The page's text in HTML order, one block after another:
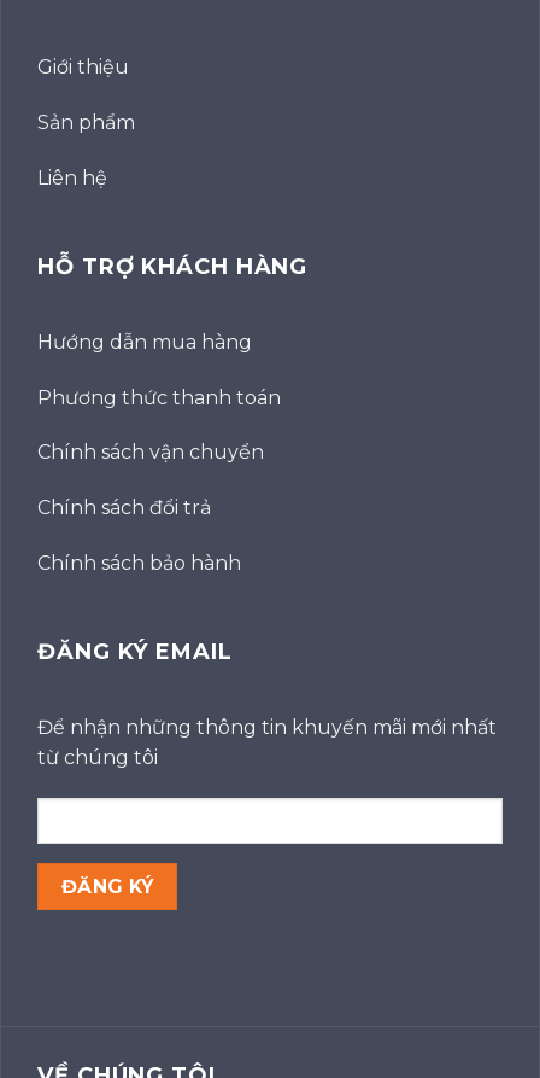
Giới thiệu
Sản phẩm
Liên hệ
HỖ TRỢ KHÁCH HÀNG
Hướng dẫn mua hàng
Phương thức thanh toán
Chính sách vận chuyển
Chính sách đổi trả
Chính sách bảo hành
ĐĂNG KÝ EMAIL
Để nhận những thông tin khuyến mãi mới nhất
từ chúng tôi